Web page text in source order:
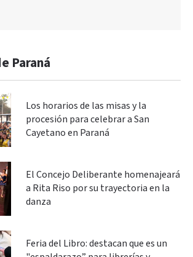
Paraná
Los horarios de las misas y la
procesión para celebrar a San
Cayetano en Paraná
El Concejo Deliberante homenajeará
a Rita Riso por su trayectoria en la
danza
Feria del Libro: destacan que es un